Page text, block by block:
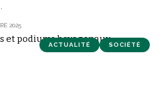
2025
ACTUALITÉ SOCIÉTÉ